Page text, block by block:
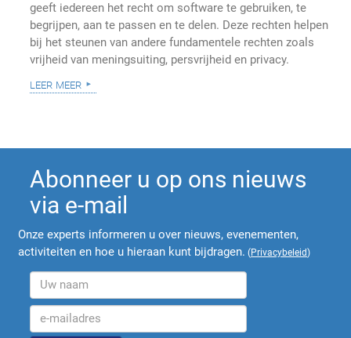
geeft iedereen het recht om software te gebruiken, te
begrijpen, aan te passen en te delen. Deze rechten helpen
bij het steunen van andere fundamentele rechten zoals
vrijheid van meningsuiting, persvrijheid en privacy.
leer meer
Abonneer u op ons nieuws
via e-mail
Onze experts informeren u over nieuws, evenementen,
activiteiten en hoe u hieraan kunt bijdragen. (Privacybeleid)